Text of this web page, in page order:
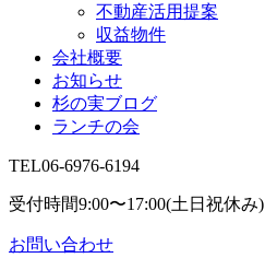
不動産活用提案
収益物件
会社概要
お知らせ
杉の実ブログ
ランチの会
TEL06-6976-6194
受付時間9:00〜17:00(土日祝休み)
お問い合わせ